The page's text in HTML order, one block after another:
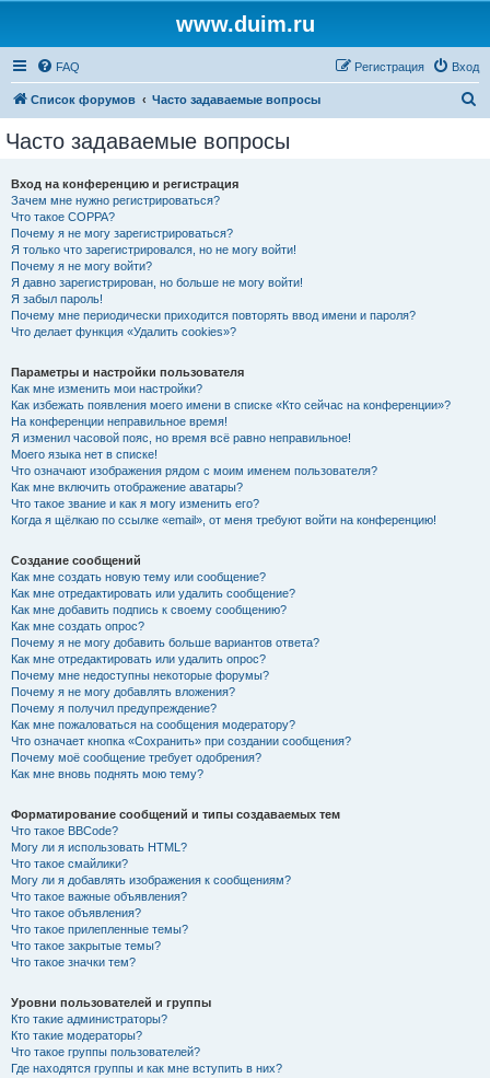
www.duim.ru
FAQ Вход
Регистрация
Список форумов Часто задаваемые вопросы
Часто задаваемые вопросы
Вход на конференцию и регистрация
Зачем мне нужно регистрироваться?
Что такое COPPA?
Почему я не могу зарегистрироваться?
Я только что зарегистрировался, но не могу войти!
Почему я не могу войти?
Я давно зарегистрирован, но больше не могу войти!
Я забыл пароль!
Почему мне периодически приходится повторять ввод имени и пароля?
Что делает функция «Удалить cookies»?
Параметры и настройки пользователя
Как мне изменить мои настройки?
Как избежать появления моего имени в списке «Кто сейчас на конференции»?
На конференции неправильное время!
Я изменил часовой пояс, но время всё равно неправильное!
Моего языка нет в списке!
Что означают изображения рядом с моим именем пользователя?
Как мне включить отображение аватары?
Что такое звание и как я могу изменить его?
Когда я щёлкаю по ссылке «email», от меня требуют войти на конференцию!
Создание сообщений
Как мне создать новую тему или сообщение?
Как мне отредактировать или удалить сообщение?
Как мне добавить подпись к своему сообщению?
Как мне создать опрос?
Почему я не могу добавить больше вариантов ответа?
Как мне отредактировать или удалить опрос?
Почему мне недоступны некоторые форумы?
Почему я не могу добавлять вложения?
Почему я получил предупреждение?
Как мне пожаловаться на сообщения модератору?
Что означает кнопка «Сохранить» при создании сообщения?
Почему моё сообщение требует одобрения?
Как мне вновь поднять мою тему?
Форматирование сообщений и типы создаваемых тем
Что такое BBCode?
Могу ли я использовать HTML?
Что такое смайлики?
Могу ли я добавлять изображения к сообщениям?
Что такое важные объявления?
Что такое объявления?
Что такое прилепленные темы?
Что такое закрытые темы?
Что такое значки тем?
Уровни пользователей и группы
Кто такие администраторы?
Кто такие модераторы?
Что такое группы пользователей?
Где находятся группы и как мне вступить в них?